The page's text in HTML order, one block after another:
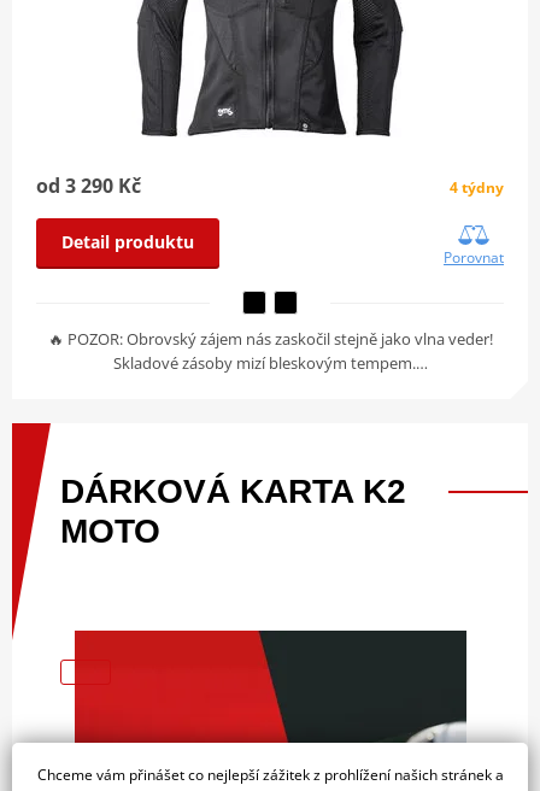
od 3 290 Kč 4 týdny
Detail produktu
Porovnat
🔥 POZOR: Obrovský zájem nás zaskočil stejně jako vlna veder!
Skladové zásoby mizí bleskovým tempem.…
DÁRKOVÁ KARTA K2
MOTO
Chceme vám přinášet co nejlepší zážitek z prohlížení našich stránek a